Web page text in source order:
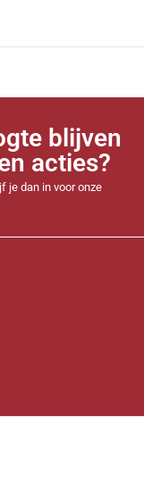
blijven
acties?
je dan in voor onze